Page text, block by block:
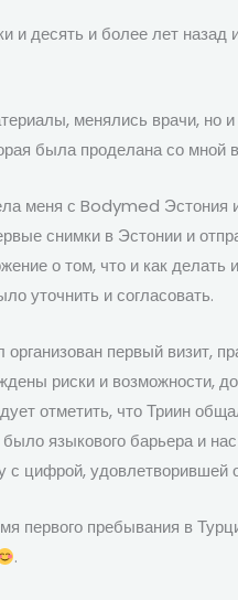
и десять и более лет
менялись врачи, но
была проделана со
меня с Bodymed Эстония
снимки в Эстонии и
о том, что и как
уточнить и согласовать.
первый визит,
риски и возможности,
отметить, что Триин
языкового барьера и
с цифрой, удовлетворившей
первого пребывания в
.